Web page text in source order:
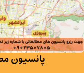
پانسیون